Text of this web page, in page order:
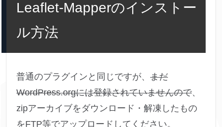
Leaflet-Mapperのインストー
ル方法
普通のプラグインと同じですが、 まだ
WordPress.orgには登録されていませんので、
zipアーカイブをダウンロード・解凍したもの
をFTP等でアップロードしてください。